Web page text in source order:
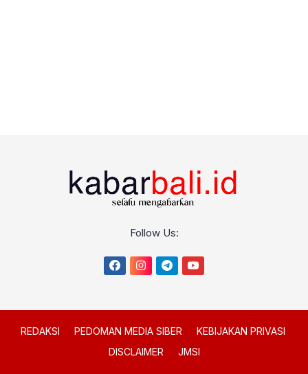
Follow Us:
REDAKSI PEDOMAN MEDIA SIBER
KEBIJAKAN PRIVASI
DISCLAIMER
JMSI